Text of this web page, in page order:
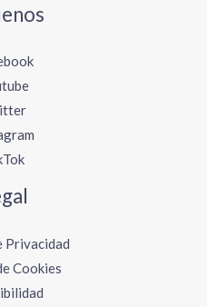
Privacidad
Cookies